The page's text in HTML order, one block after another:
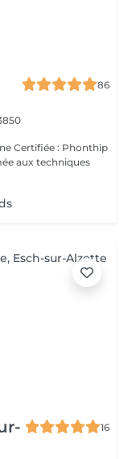
86
aux techniques
16